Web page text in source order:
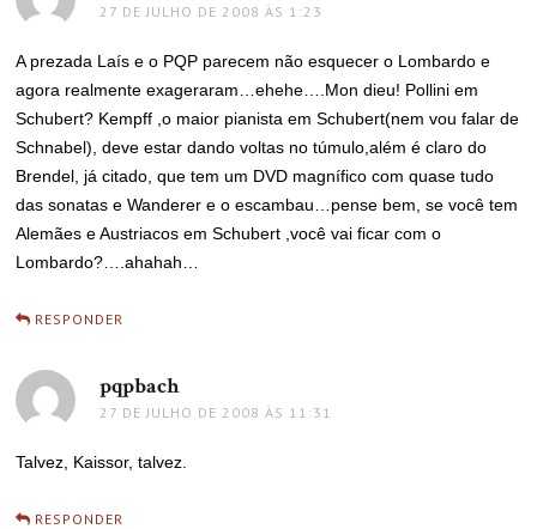
27 DE JULHO DE 2008 ÀS 1:23
A prezada Laís e o PQP parecem não esquecer o Lombardo e
agora realmente exageraram…ehehe….Mon dieu! Pollini em
Schubert? Kempff ,o maior pianista em Schubert(nem vou falar de
Schnabel), deve estar dando voltas no túmulo,além é claro do
Brendel, já citado, que tem um DVD magnífico com quase tudo
das sonatas e Wanderer e o escambau…pense bem, se você tem
Alemães e Austriacos em Schubert ,você vai ficar com o
Lombardo?….ahahah…
RESPONDER
pqpbachdisse:
27 DE JULHO DE 2008 ÀS 11:31
Talvez, Kaissor, talvez.
RESPONDER